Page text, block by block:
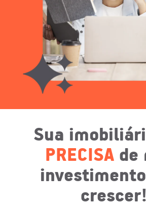
Sua
PRECISA de
crescer!